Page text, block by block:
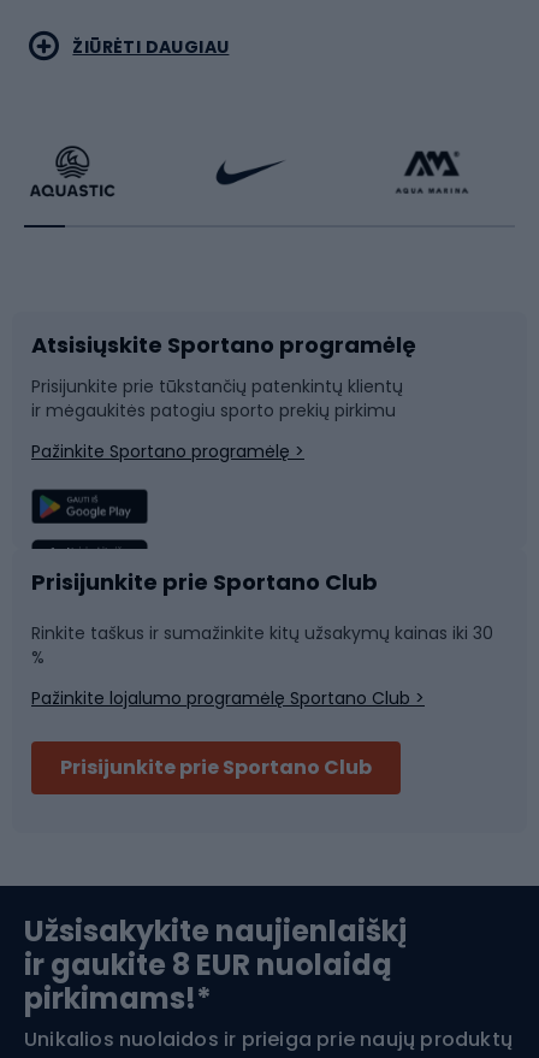
Bėgimas
Dviratininkų apranga
Dviračių dalys
Laipiojimas
Žvejyba
Sportinė medicina
Koviniai sportai
Rakečių sportas
Rogutės ir čiuožynės
Snieglenčių sportas
Plaukimas
Komandinis sportas
Slidinėjimas
Apranga žiemos sportui
Šiaurietiškas ėjimas
ŽIŪRĖTI DAUGIAU
Atsisiųskite Sportano programėlę
Prisijunkite prie tūkstančių patenkintų klientų
ir mėgaukitės patogiu sporto prekių pirkimu
Pažinkite Sportano programėlę >
Prisijunkite prie Sportano Club
Rinkite taškus ir sumažinkite kitų užsakymų kainas iki 30
%
Pažinkite lojalumo programėlę Sportano Club >
Prisijunkite prie Sportano Club
Užsisakykite naujienlaiškį
ir gaukite 8 EUR nuolaidą
pirkimams!*
Unikalios nuolaidos ir prieiga prie naujų produktų